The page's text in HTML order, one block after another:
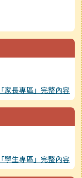
家長專區」完整內容
學生專區」完整內容